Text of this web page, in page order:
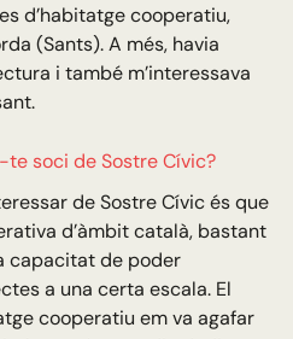
d’habitatge cooperatiu,
(Sants). A més, havia
i també m’interessava
soci de Sostre Cívic?
de Sostre Cívic és que
d’àmbit català, bastant
capacitat de poder
a una certa escala. El
cooperatiu em va agafar